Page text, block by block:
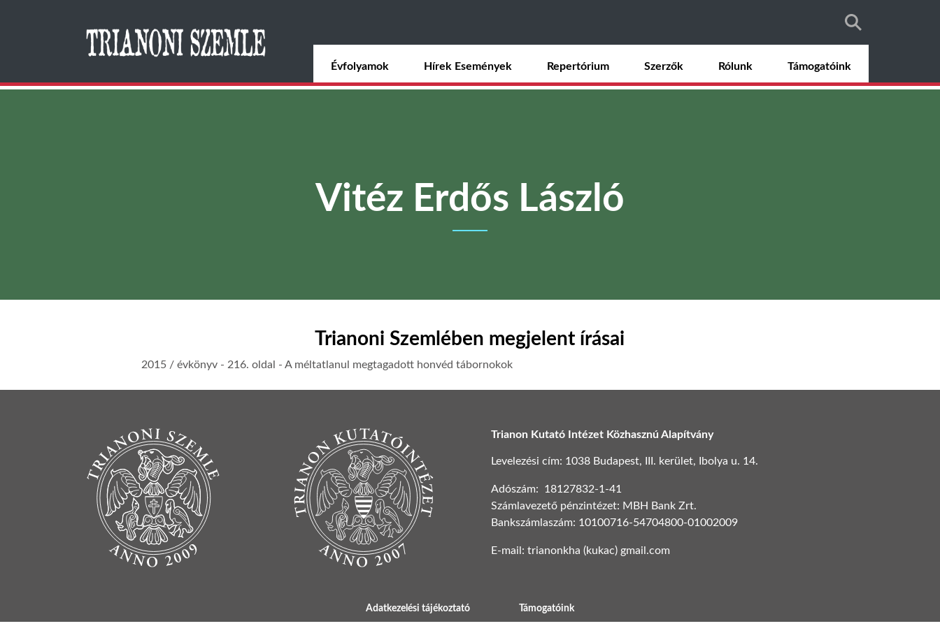
tartalomra
Évfolyamok Hírek Események Repertórium Szerzők Rólunk Támogatóink
Vitéz Erdős László
Trianoni Szemlében megjelent írásai
2015 / évkönyv- 216. oldal - A méltatlanul megtagadott honvéd tábornokok
Trianon Kutató Intézet Közhasznú Alapítvány
Levelezési cím: 1038 Budapest, III. kerület, Ibolya u. 14.
Adószám: 18127832-1-41
Számlavezető pénzintézet: MBH Bank Zrt.
Bankszámlaszám: 10100716-54704800-01002009
E-mail: trianonkha (kukac) gmail.com
Adatkezelési tájékoztató Támogatóink